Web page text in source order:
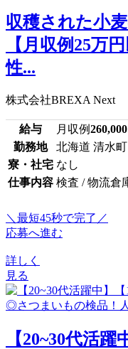
収穫された小
【月収例25万
性...
株式会社BREXA Next
給与 月収例260,000
勤務地
北海道 清水町
寮・社宅 なし
仕事内容 検査 / 物流倉
＼最短45秒で完了／
応募へ進む
詳しく
見る
【20~30代活